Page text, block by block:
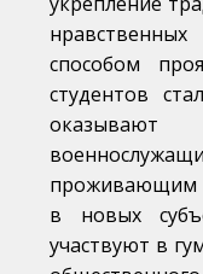
способом
студентов
проживающим
в новых
участвуют в